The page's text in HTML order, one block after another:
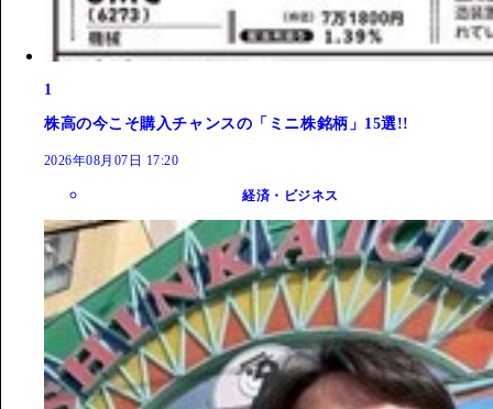
1
株高の今こそ購入チャンスの「ミニ株銘柄」15選!!
2026年08月07日 17:20
経済・ビジネス